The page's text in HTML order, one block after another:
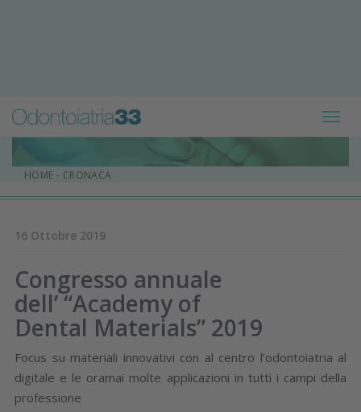
HOME - CRONACA
16 Ottobre 2019
Congresso annuale
dell’ “Academy of
Dental Materials” 2019
Focus su materiali innovativi con al centro l’odontoiatria al
digitale e le oramai molte applicazioni in tutti i campi della
professione